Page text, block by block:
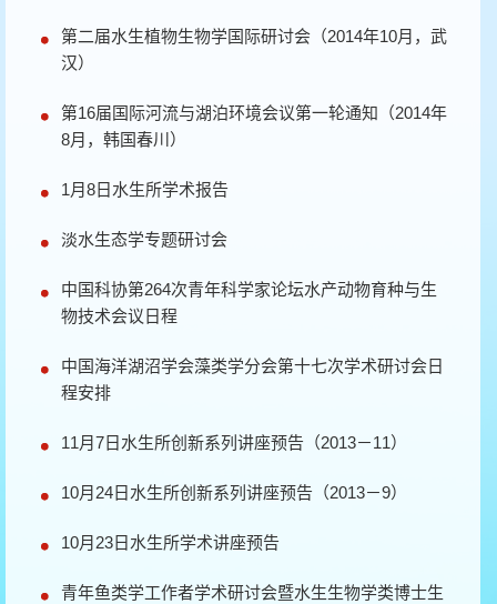
第二届水生植物生物学国际研讨会（2014年10月，武
汉）
第16届国际河流与湖泊环境会议第一轮通知（2014年
8月，韩国春川）
1月8日水生所学术报告
淡水生态学专题研讨会
中国科协第264次青年科学家论坛水产动物育种与生
物技术会议日程
中国海洋湖沼学会藻类学分会第十七次学术研讨会日
程安排
11月7日水生所创新系列讲座预告（2013－11）
10月24日水生所创新系列讲座预告（2013－9）
10月23日水生所学术讲座预告
青年鱼类学工作者学术研讨会暨水生生物学类博士生